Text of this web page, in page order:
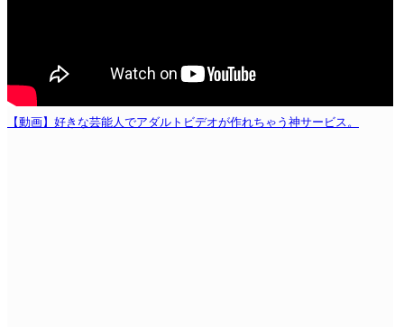
【動画】好きな芸能人でアダルトビデオが作れちゃう神サービス。